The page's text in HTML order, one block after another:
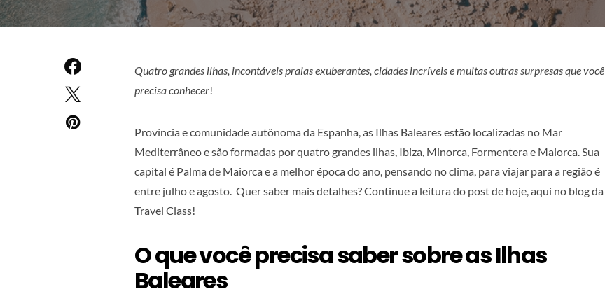
Quatro grandes ilhas, incontáveis praias exuberantes, cidades incríveis e muitas outras surpresas que você
precisa conhecer!
Província e comunidade autônoma da Espanha, as Ilhas Baleares estão localizadas no Mar
Mediterrâneo e são formadas por quatro grandes ilhas, Ibiza, Minorca, Formentera e Maiorca. Sua
capital é Palma de Maiorca e a melhor época do ano, pensando no clima, para viajar para a região é
entre julho e agosto. Quer saber mais detalhes? Continue a leitura do post de hoje, aqui no blog da
Travel Class!
O que você precisa saber sobre as Ilhas
Baleares